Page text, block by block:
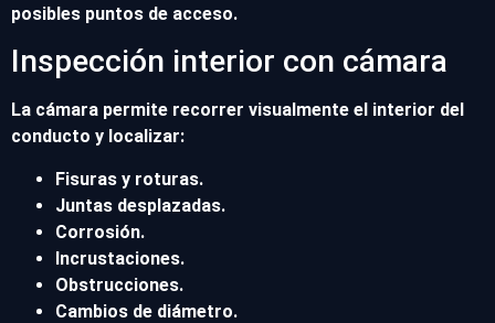
posibles puntos de acceso.
Inspección interior con cámara
La cámara permite recorrer visualmente el interior del
conducto y localizar:
Fisuras y roturas.
Juntas desplazadas.
Corrosión.
Incrustaciones.
Obstrucciones.
Cambios de diámetro.